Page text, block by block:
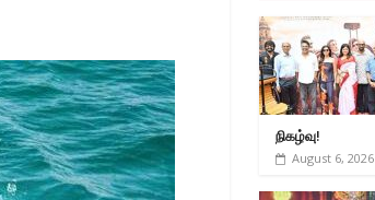
நிகழ்வு!
August 6, 2026